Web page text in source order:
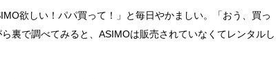
欲しい！パパ買って！」と毎日やかましい。「おう、買っ
裏で調べてみると、ASIMOは販売されていなくてレンタルし